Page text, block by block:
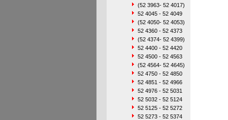
(52 3963- 52 4017)
52 4045 - 52 4049
(52 4050- 52 4053)
52 4360 - 52 4373
(52 4374- 52 4399)
52 4400 - 52 4420
52 4500 - 52 4563
(52 4564- 52 4645)
52 4750 - 52 4850
52 4851 - 52 4966
52 4976 - 52 5031
52 5032 - 52 5124
52 5125 - 52 5272
52 5273 - 52 5374